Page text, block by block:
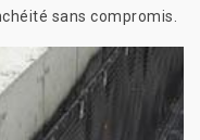
sans compromis.